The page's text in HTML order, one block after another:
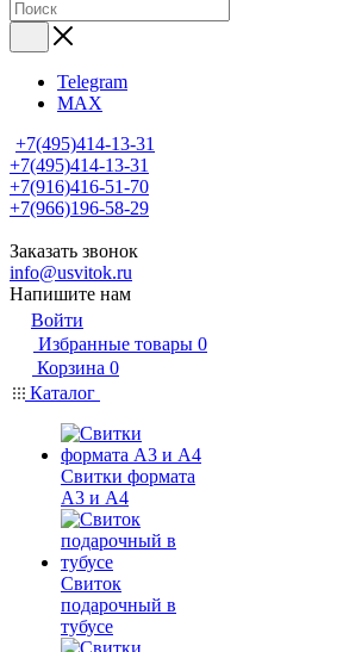
Telegram
MAX
+7(495)414-13-31
+7(495)414-13-31
+7(916)416-51-70
+7(966)196-58-29
Заказать звонок
info@usvitok.ru
Напишите нам
Войти
Избранные товары 0
Корзина 0
Каталог
Свитки формата
А3 и А4
Свиток
подарочный в
тубусе